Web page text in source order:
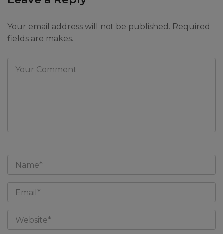
Your email address will not be published. Required
fields are makes.